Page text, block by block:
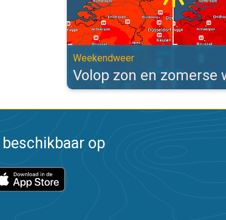
Weekendweer
Volop zon en zomerse
op